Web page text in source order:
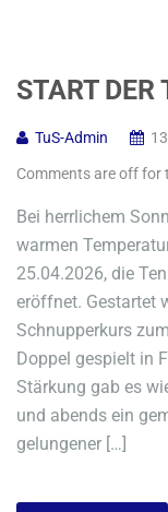
START
TuS-Admin
Comments are off for
Bei herrlichem
warmen
25.04.2026, die
eröffnet. Gestartet
Schnupperkurs
Doppel gespielt in
Stärkung gab es
und abends ein
gelungener […]